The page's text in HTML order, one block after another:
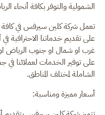
الشمولية والتوفر بكافة أنحاء
تعمل شركة كلين سيرفس في كافة
على تقديم خدماتنا الاحترافية
غرب او شمال او جنوب الرياض
على توفير الخدمات لعملائنا في
الشاملة لمختلف المناطق.
أسعار مميزة ومناسبة: